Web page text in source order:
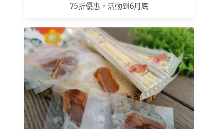
75折優惠，活動到6月底